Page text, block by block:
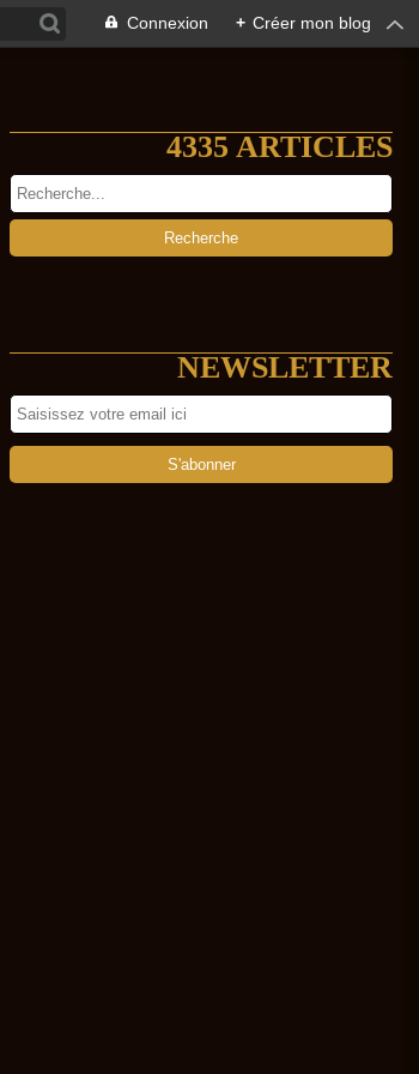
Connexion + Créer mon blog
4335 ARTICLES
NEWSLETTER